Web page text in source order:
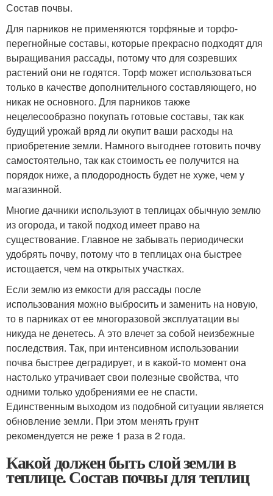
Состав почвы.
Для парников не применяются торфяные и торфо-
перегнойные составы, которые прекрасно подходят для
выращивания рассады, потому что для созревших
растений они не годятся. Торф может использоваться
только в качестве дополнительного составляющего, но
никак не основного. Для парников также
нецелесообразно покупать готовые составы, так как
будущий урожай вряд ли окупит ваши расходы на
приобретение земли. Намного выгоднее готовить почву
самостоятельно, так как стоимость ее получится на
порядок ниже, а плодородность будет не хуже, чем у
магазинной.
Многие дачники используют в теплицах обычную землю
из огорода, и такой подход имеет право на
существование. Главное не забывать периодически
удобрять почву, потому что в теплицах она быстрее
истощается, чем на открытых участках.
Если землю из емкости для рассады после
использования можно выбросить и заменить на новую,
то в парниках от ее многоразовой эксплуатации вы
никуда не денетесь. А это влечет за собой неизбежные
последствия. Так, при интенсивном использовании
почва быстрее деградирует, и в какой-то момент она
настолько утрачивает свои полезные свойства, что
одними только удобрениями ее не спасти.
Единственным выходом из подобной ситуации является
обновление земли. При этом менять грунт
рекомендуется не реже 1 раза в 2 года.
Какой должен быть слой земли в
теплице. Состав почвы для теплиц